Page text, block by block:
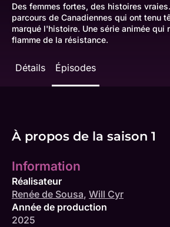
Des femmes fortes, des histoires
parcours de Canadiennes qui ont tenu
marqué l'histoire. Une série animée qui
flamme de la résistance.
Détails Épisodes
À propos de la saison 1
Information
Réalisateur
Renée de Sousa, Will Cyr
Année de production
2025